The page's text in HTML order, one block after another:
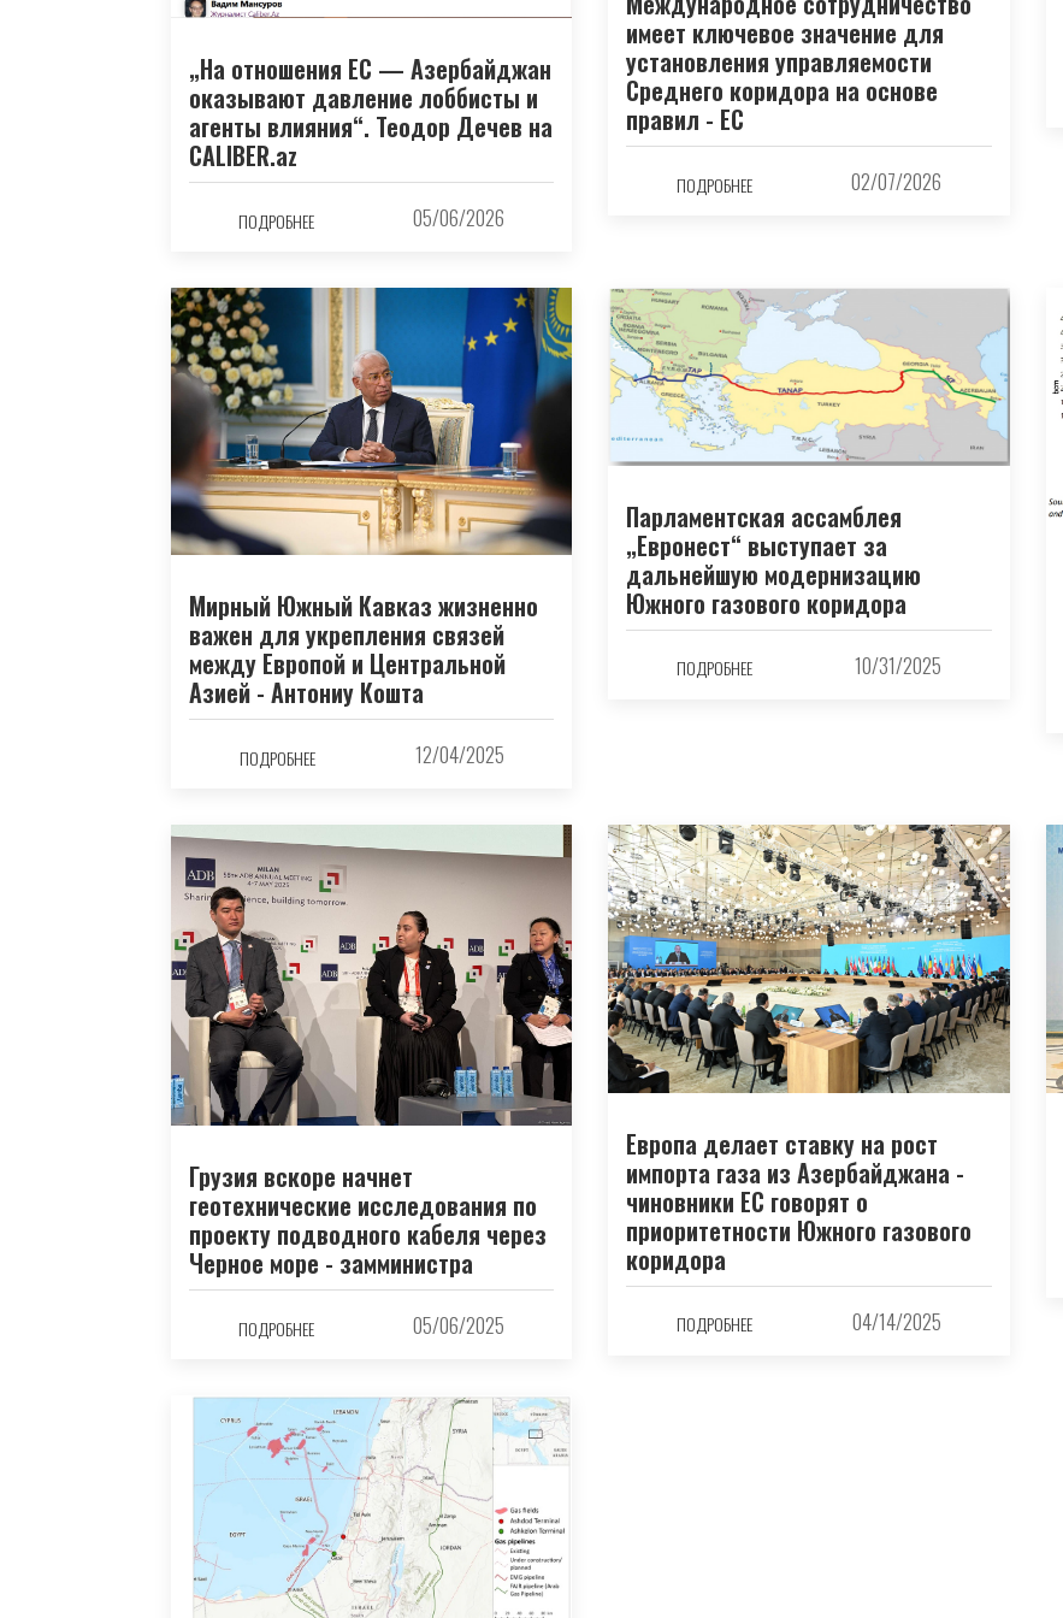
„На отношения ЕС — Азербайджан
оказывают давление лоббисты и
агенты влияния“. Теодор Дечев на
CALIBER.az
ПОДРОБНЕЕ 05/06/2026
имеет ключевое значение для
установления управляемости
Среднего коридора на основе
правил - ЕС
ПОДРОБНЕЕ 02/07/2026
Мирный Южный Кавказ жизненно
важен для укрепления связей
между Европой и Центральной
Азией - Антониу Кошта
ПОДРОБНЕЕ 12/04/2025
Парламентская ассамблея
„Евронест“ выступает за
дальнейшую модернизацию
Южного газового коридора
ПОДРОБНЕЕ 10/31/2025
Грузия вскоре начнет
геотехнические исследования по
проекту подводного кабеля через
Черное море - замминистра
ПОДРОБНЕЕ 05/06/2025
Европа делает ставку на рост
импорта газа из Азербайджана -
чиновники ЕС говорят о
приоритетности Южного газового
коридора
ПОДРОБНЕЕ 04/14/2025